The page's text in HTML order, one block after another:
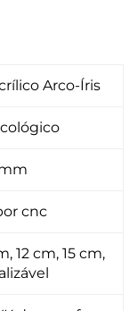
Arco-Íris
cnc
12 cm, 15 cm,